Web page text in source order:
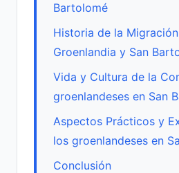
Bartolomé
Historia de la
Groenlandia y San
Vida y Cultura de la
groenlandeses en San
Aspectos Prácticos y
los groenlandeses en
Conclusión